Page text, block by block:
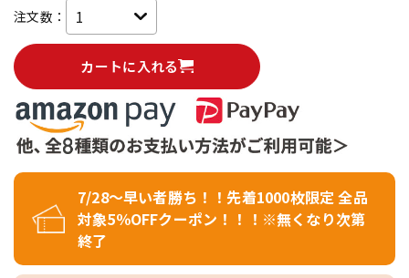
注文数：
カートに入れる
7/28～早い者勝ち！！先着1000枚限定 全品
対象5％OFFクーポン！！！※無くなり次第
終了